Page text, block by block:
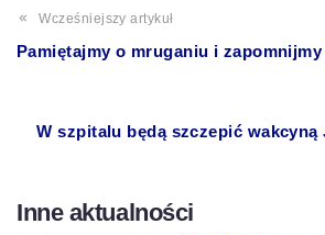
Wcześniejszy artykuł
Pamiętajmy o mruganiu i
W szpitalu będą szczepić
Inne aktualności